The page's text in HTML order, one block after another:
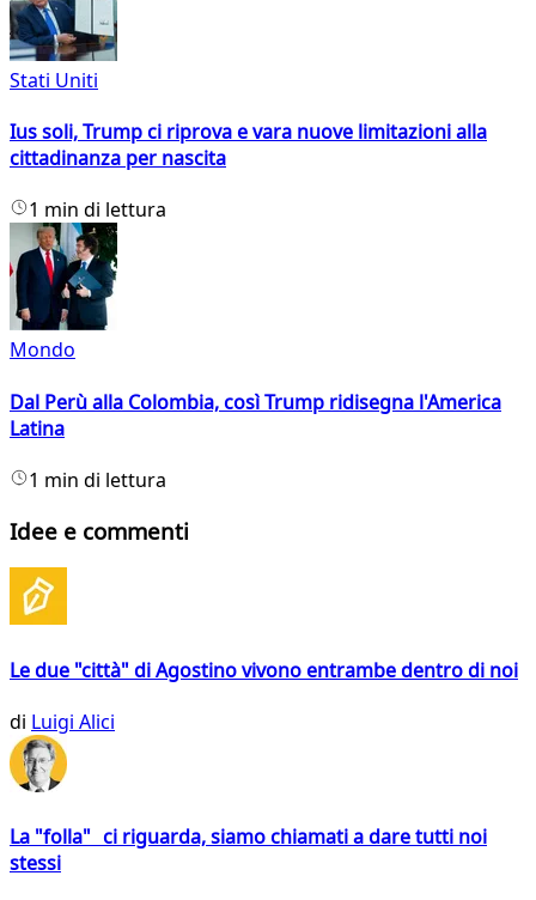
Stati Uniti
Ius soli, Trump ci riprova e vara nuove limitazioni alla
cittadinanza per nascita
1 min di lettura
Mondo
Dal Perù alla Colombia, così Trump ridisegna l'America
Latina
1 min di lettura
Idee e commenti
Le due "città" di Agostino vivono entrambe dentro di noi
di Luigi Alici
La "folla" ci riguarda, siamo chiamati a dare tutti noi
stessi